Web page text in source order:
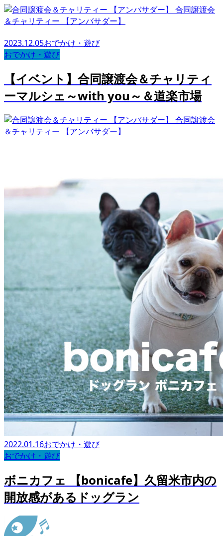
合同譲渡会
＆チャリティー 【アンバサダー】
2023.12.05おでかけ・遊び
おでかけ・遊び
【イベント】合同譲渡会＆チャリティ
ーマルシェ～with you～＆道楽市場
合同譲渡会
＆チャリティー 【アンバサダー】
2022.01.16おでかけ・遊び
おでかけ・遊び
ボニカフェ 【bonicafe】久留米市内の
開放感があるドッグラン